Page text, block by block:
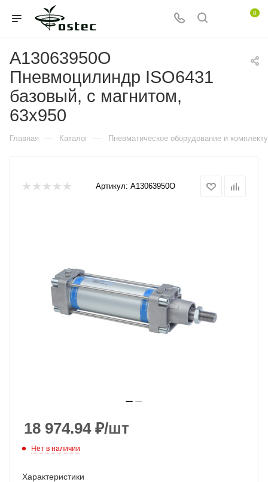
0
A13063950O
Пневмоцилиндр ISO6431
базовый, с магнитом,
63x950
Главная — Каталог — Пневматическое оборудование и
Артикул: A13063950O
18 974.94₽/шт
Нет в наличии
Характеристики